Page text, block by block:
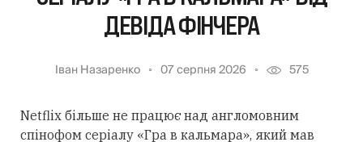
ДЕВІДА ФІНЧЕРА
Іван Назаренко 07 серпня 2026 575
Netflix більше не працює над англомовним
спінофом серіалу «Гра в кальмара», який мав